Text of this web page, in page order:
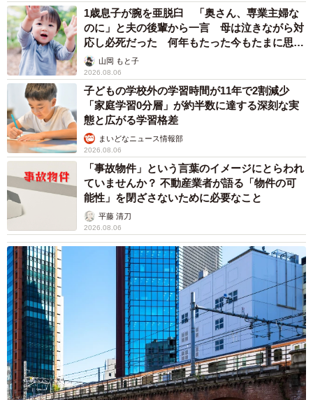
1歳息子が腕を亜脱臼 「奥さん、専業主婦な
のに」と夫の後輩から一言 母は泣きながら対
応し必死だった 何年もたった今もたまに思い
出し…山岡 もと子
2026.08.06
子どもの学校外の学習時間が11年で2割減少
「家庭学習0分層」が約半数に達する深刻な実
態と広がる学習格差
まいどなニュース情報部
2026.08.06
「事故物件」という言葉のイメージにとらわれ
ていませんか？ 不動産業者が語る「物件の可
能性」を閉ざさないために必要なこと
平藤 清刀
2026.08.06